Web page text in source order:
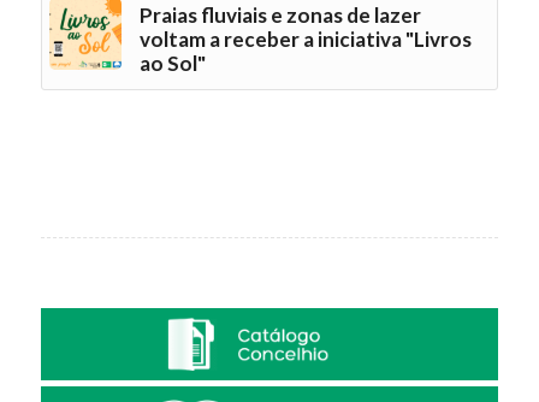
Praias fluviais e zonas de lazer
voltam a receber a iniciativa "Livros
ao Sol"